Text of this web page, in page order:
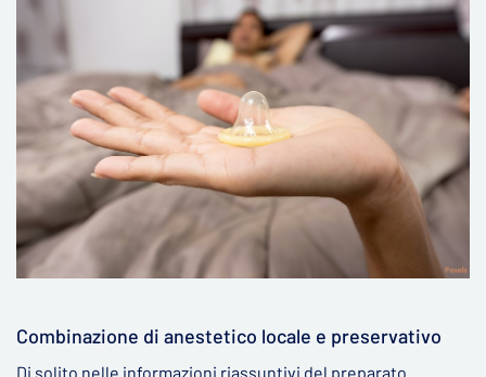
Combinazione di anestetico locale e preservativo
Di solito nelle informazioni riassuntivi del preparato